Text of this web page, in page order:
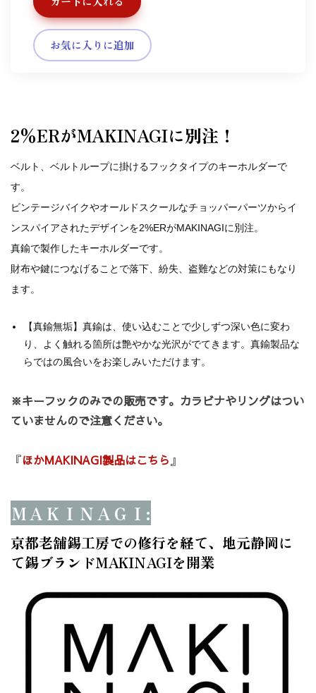
お買い物を続ける カートへ進む
お気に入りに追加
2%ERがMAKINAGIに別注！
ベルト、ベルトループに掛けるフックタイプのキーホルダーで
す。
ビンテージバイクやオールドスクールなチョッパーパーツからイ
ンスパイアされたデザインを2%ERがMAKINAGIに別注。
真鍮で製作したキーホルダーです。
財布や鍵につなげることで落下、紛失、盗難などの対策にもなり
ます。
【真鍮無垢】真鍮は、使い込むことで少しずつ深い色に変わ
り、よく触れる箇所は艶やかな光沢がでてきます。真鍮製品な
らではの風合いをお楽しみいただけます。
※キーフックのみでの販売です。カラビナやリングはつい
ていませんので注意ください。
『ほかMAKINAGI製品はこちら』
ＭＡＫＩＮＡＧＩ:
京都老舗錫工房での修行を経て、地元静岡に
て錫ブランドMAKINAGIを開業